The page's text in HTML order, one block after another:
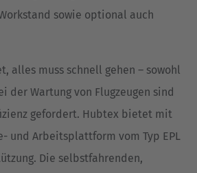
sowie optional auch
alles muss schnell gehen – sowohl
der Wartung von Flugzeugen sind
gefordert. Hubtex bietet mit
und Arbeitsplattform vom Typ EPL
Die selbstfahrenden,